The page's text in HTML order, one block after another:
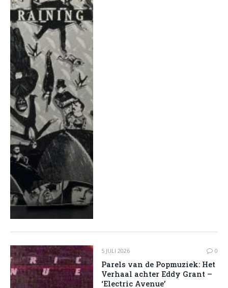
5 JULI 2026 0
Parels van de Popmuziek: Het
Verhaal achter Eddy Grant –
‘Electric Avenue’